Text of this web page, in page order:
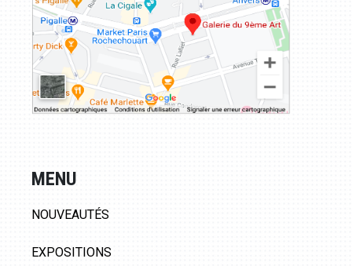
MENU
NOUVEAUTÉS
EXPOSITIONS